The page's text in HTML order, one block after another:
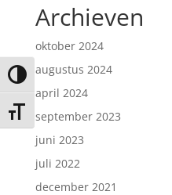
Keuze voor hoog contrast
Kies grootte van het lettertype
Archieven
oktober 2024
augustus 2024
april 2024
september 2023
juni 2023
juli 2022
december 2021